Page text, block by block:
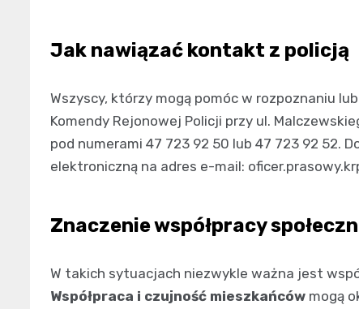
Jak nawiązać kontakt z policją
Wszyscy, którzy mogą pomóc w rozpoznaniu
Komendy Rejonowej Policji przy ul.
pod numerami 47 723 92 50 lub 47 723 92 52.
elektroniczną na adres e-mail:
Znaczenie współpracy
W takich sytuacjach niezwykle ważna jest
Współpraca i czujność mieszkańców mogą